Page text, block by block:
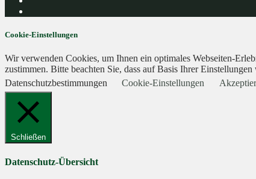
Cookie-Einstellungen
Wir verwenden Cookies, um Ihnen ein optimales Webseiten-
zustimmen. Bitte beachten Sie, dass auf Basis Ihrer
Datenschutzbestimmungen
Cookie-Einstellungen
Schließen
Datenschutz-Übersicht